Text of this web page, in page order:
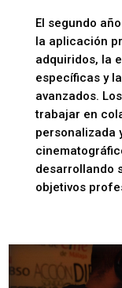
El segundo
la aplicación
adquiridos, la
específicas y
avanzados.
trabajar en
personalizada
desarrollando
objetivos